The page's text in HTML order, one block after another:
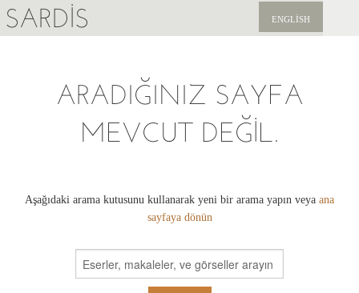
SARDIS ENGLISH
ARADIĞINIZ SAYFA
MEVCUT DEĞIL.
Aşağıdaki arama kutusunu kullanarak yeni bir arama yapın veya ana
sayfaya dönün